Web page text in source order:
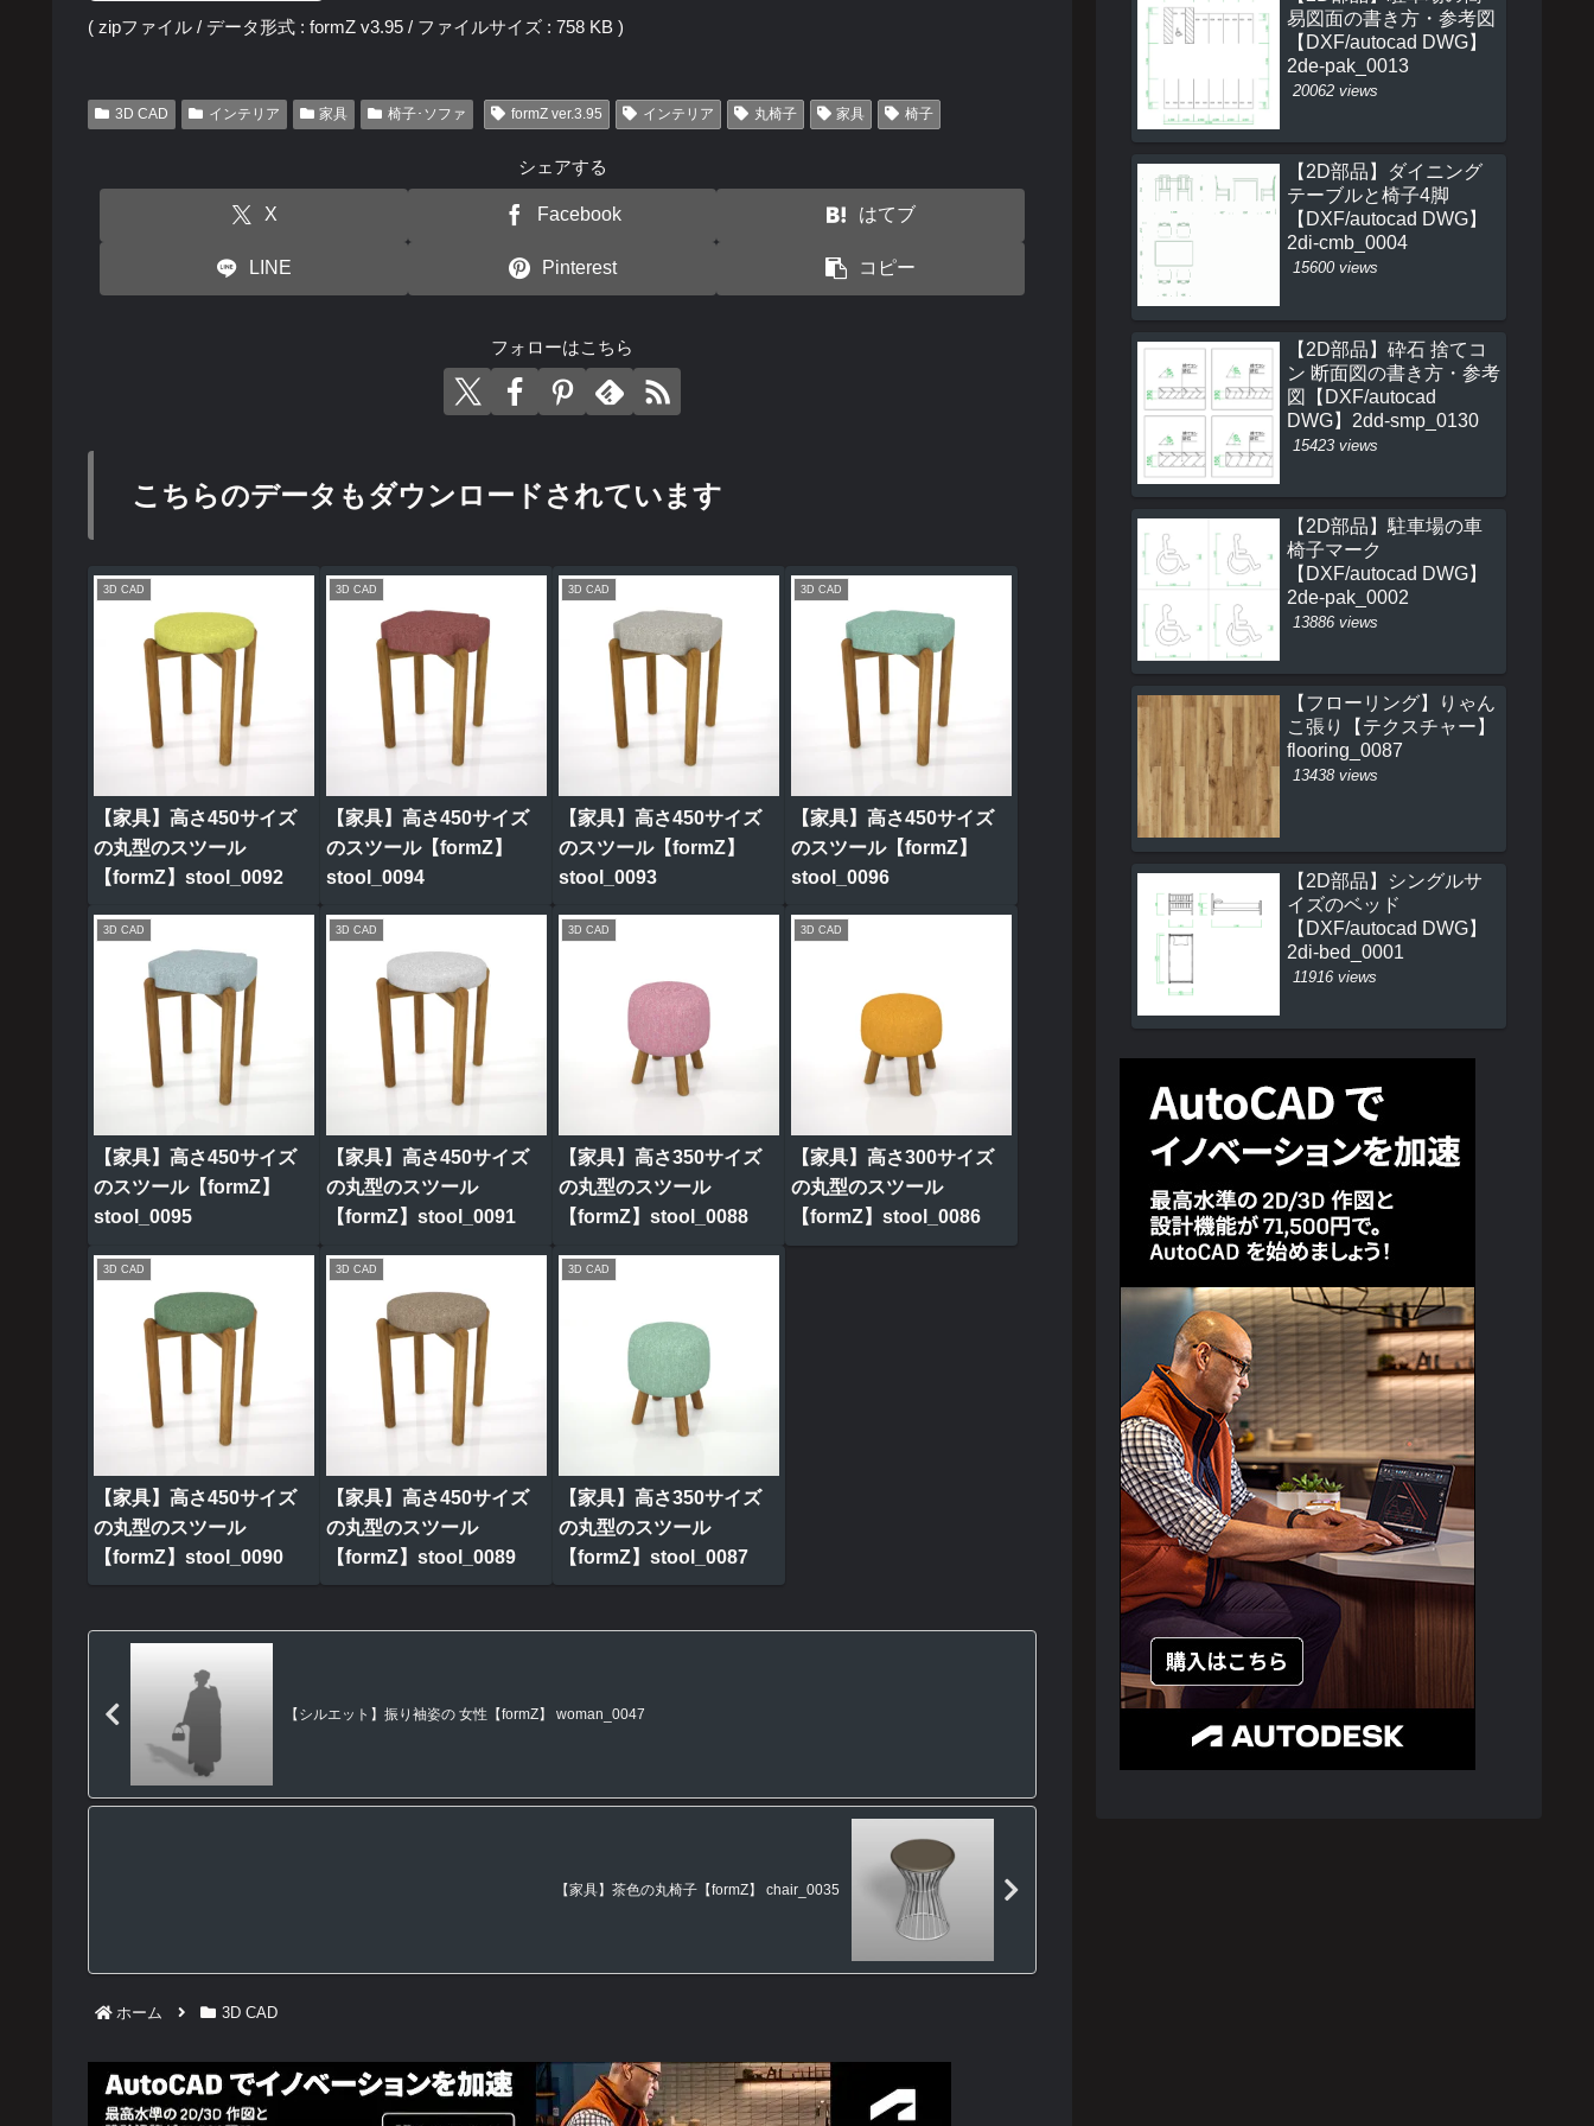
( zipファイル / データ形式 : formZ v3.95 / ファイルサイズ : 758 KB )
3D CAD インテリア 家具 椅子･ソファ formZ ver.3.95 インテリア 丸椅子 家具 椅子
シェアする
X Facebook はてブ
LINE Pinterest コピー
フォローはこちら
こちらのデータもダウンロードされています
3D CAD
【家具】高さ450サイズ
の丸型のスツール
【formZ】stool_0092
3D CAD
【家具】高さ450サイズ
のスツール【formZ】
stool_0094
3D CAD
【家具】高さ450サイズ
のスツール【formZ】
stool_0093
3D CAD
【家具】高さ450サイズ
のスツール【formZ】
stool_0096
3D CAD
【家具】高さ450サイズ
のスツール【formZ】
stool_0095
3D CAD
【家具】高さ450サイズ
の丸型のスツール
【formZ】stool_0091
3D CAD
【家具】高さ350サイズ
の丸型のスツール
【formZ】stool_0088
3D CAD
【家具】高さ300サイズ
の丸型のスツール
【formZ】stool_0086
3D CAD
【家具】高さ450サイズ
の丸型のスツール
【formZ】stool_0090
3D CAD
【家具】高さ450サイズ
の丸型のスツール
【formZ】stool_0089
3D CAD
【家具】高さ350サイズ
の丸型のスツール
【formZ】stool_0087
【シルエット】振り袖姿の 女性【formZ】 woman_0047
【家具】茶色の丸椅子【formZ】 chair_0035
ホーム 3D CAD
易図面の書き方・参考図
【DXF/autocad DWG】
2de-pak_0013
20062 views
【2D部品】ダイニング
テーブルと椅子4脚
【DXF/autocad DWG】
2di-cmb_0004
15600 views
【2D部品】砕石 捨てコ
ン 断面図の書き方・参考
図【DXF/autocad
DWG】2dd-smp_0130
15423 views
【2D部品】駐車場の車
椅子マーク
【DXF/autocad DWG】
2de-pak_0002
13886 views
【フローリング】りゃん
こ張り【テクスチャー】
flooring_0087
13438 views
【2D部品】シングルサ
イズのベッド
【DXF/autocad DWG】
2di-bed_0001
11916 views